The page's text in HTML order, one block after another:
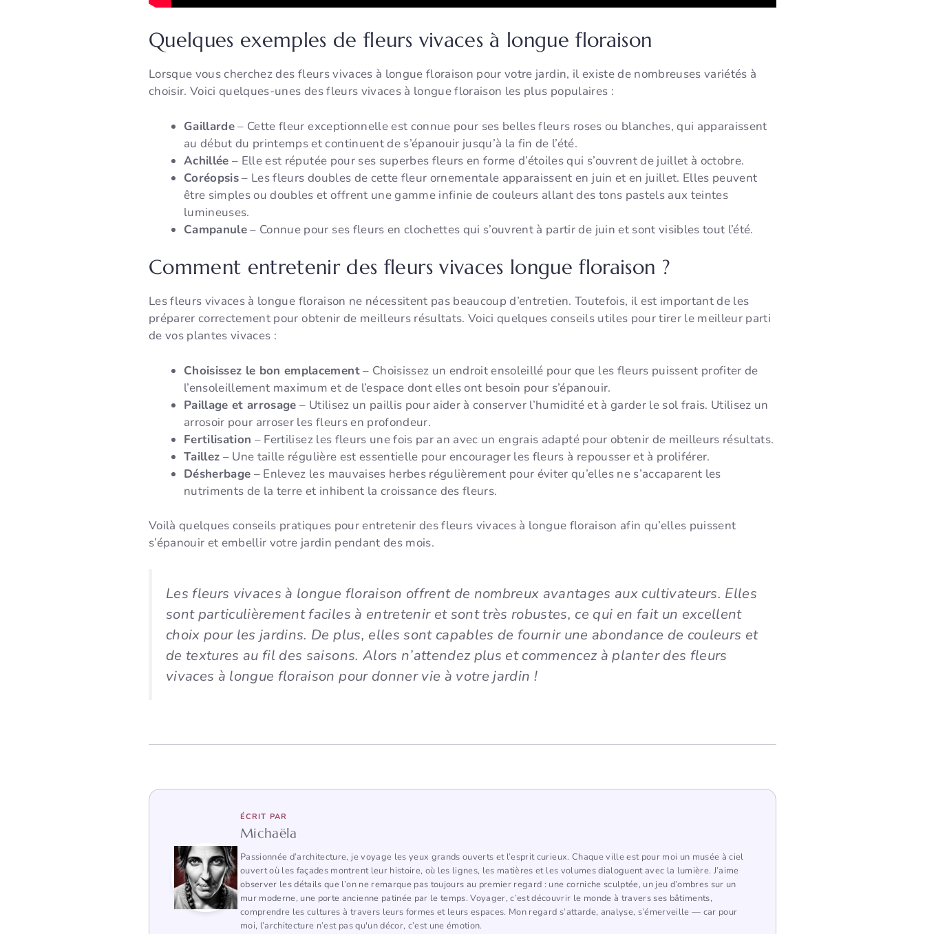
Quelques exemples de fleurs vivaces à longue floraison
Lorsque vous cherchez des fleurs vivaces à longue floraison pour votre jardin, il existe de nombreuses variétés à
choisir. Voici quelques-unes des fleurs vivaces à longue floraison les plus populaires :
Gaillarde– Cette fleur exceptionnelle est connue pour ses belles fleurs roses ou blanches, qui apparaissent
au début du printemps et continuent de s’épanouir jusqu’à la fin de l’été.
Achillée – Elle est réputée pour ses superbes fleurs en forme d’étoiles qui s’ouvrent de juillet à octobre.
Coréopsis– Les fleurs doubles de cette fleur ornementale apparaissent en juin et en juillet. Elles peuvent
être simples ou doubles et offrent une gamme infinie de couleurs allant des tons pastels aux teintes
lumineuses.
Campanule– Connue pour ses fleurs en clochettes qui s’ouvrent à partir de juin et sont visibles tout l’été.
Comment entretenir des fleurs vivaces longue floraison ?
Les fleurs vivaces à longue floraison ne nécessitent pas beaucoup d’entretien. Toutefois, il est important de les
préparer correctement pour obtenir de meilleurs résultats. Voici quelques conseils utiles pour tirer le meilleur parti
de vos plantes vivaces :
Choisissez le bon emplacement– Choisissez un endroit ensoleillé pour que les fleurs puissent profiter de
l’ensoleillement maximum et de l’espace dont elles ont besoin pour s’épanouir.
Paillage et arrosage – Utilisez un paillis pour aider à conserver l’humidité et à garder le sol frais. Utilisez un
arrosoir pour arroser les fleurs en profondeur.
Fertilisation – Fertilisez les fleurs une fois par an avec un engrais adapté pour obtenir de meilleurs résultats.
Taillez – Une taille régulière est essentielle pour encourager les fleurs à repousser et à proliférer.
Désherbage – Enlevez les mauvaises herbes régulièrement pour éviter qu’elles ne s’accaparent les
nutriments de la terre et inhibent la croissance des fleurs.
Voilà quelques conseils pratiques pour entretenir des fleurs vivaces à longue floraison afin qu’elles puissent
s’épanouir et embellir votre jardin pendant des mois.
Les fleurs vivaces à longue floraison offrent de nombreux avantages aux cultivateurs. Elles
sont particulièrement faciles à entretenir et sont très robustes, ce qui en fait un excellent
choix pour les jardins. De plus, elles sont capables de fournir une abondance de couleurs et
de textures au fil des saisons. Alors n’attendez plus et commencez à planter des fleurs
vivaces à longue floraison pour donner vie à votre jardin !
ÉCRIT PAR
Michaëla
Passionnée d’architecture, je voyage les yeux grands ouverts et l’esprit curieux. Chaque ville est pour moi un musée à ciel
ouvert où les façades montrent leur histoire, où les lignes, les matières et les volumes dialoguent avec la lumière. J’aime
observer les détails que l’on ne remarque pas toujours au premier regard : une corniche sculptée, un jeu d’ombres sur un
mur moderne, une porte ancienne patinée par le temps. Voyager, c’est découvrir le monde à travers ses bâtiments,
comprendre les cultures à travers leurs formes et leurs espaces. Mon regard s’attarde, analyse, s’émerveille — car pour
moi, l’architecture n’est pas qu'un décor, c’est une émotion.